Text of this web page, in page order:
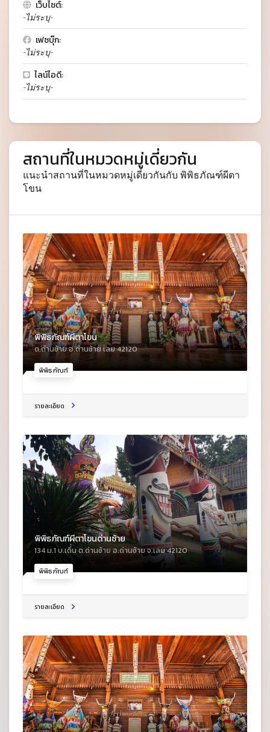
เว็บไซต์:
-ไม่ระบุ-
เฟซบุ๊ก:
-ไม่ระบุ-
ไลน์ไอดี:
-ไม่ระบุ-
สถานที่ในหมวดหมู่เดี่ยวกัน
แนะนำสถานที่ในหมวดหมู่เดี่ยวกันกับ พิพิธภัณฑ์ผีตา
โขน
พิพิธภัณฑ์
พิพิธภัณฑ์ผีตาโขน
ต.ด่านซ้าย อ.ด่านซ้าย เลย 42120
รายละเอียด
พิพิธภัณฑ์
พิพิธภัณฑ์ผีตาโขนด่านซ้าย
134 ม.1 บ.เดิ่่น ต.ด่านซ้าย อ.ด่านซ้าย จ.เลย 42120
รายละเอียด